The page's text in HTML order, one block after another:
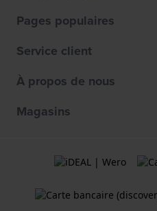
Pages populaires
Service client
À propos de nous
Magasins